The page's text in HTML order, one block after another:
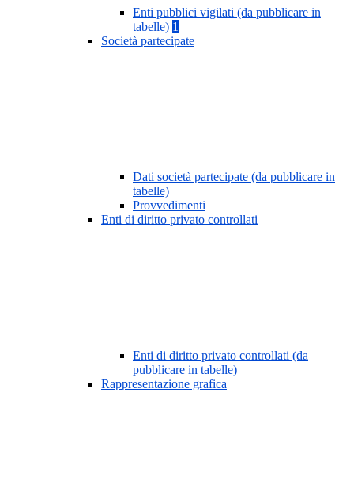
Enti pubblici vigilati (da pubblicare in
tabelle) 1
Società partecipate
Dati società partecipate (da pubblicare in
tabelle)
Provvedimenti
Enti di diritto privato controllati
Enti di diritto privato controllati (da
pubblicare in tabelle)
Rappresentazione grafica